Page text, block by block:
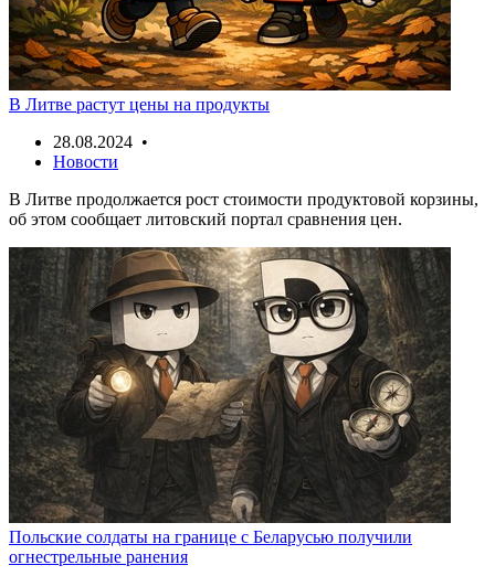
В Литве растут цены на продукты
28.08.2024 •
Новости
В Литве продолжается рост стоимости продуктовой корзины,
об этом сообщает литовский портал сравнения цен.
Польские солдаты на границе с Беларусью получили
огнестрельные ранения